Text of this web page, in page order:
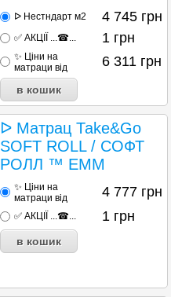
ᐅ Нестндарт м2 4 745 грн
✅ АКЦІЇ ...☎... 1 грн
✨ Ціни на
матраци від
6 311 грн
ᐅ Матрац Таke&Go
SOFT ROLL / СОФТ
РОЛЛ ™ ЕММ
✨ Ціни на
матраци від
4 777 грн
✅ АКЦІЇ ...☎... 1 грн